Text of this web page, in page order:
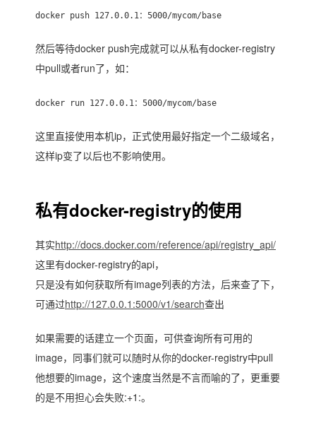
docker push 127.0.0.1：5000/mycom/base
然后等待docker push完成就可以从私有docker-registry
中pull或者run了，如：
docker run 127.0.0.1：5000/mycom/base
这里直接使用本机ip，正式使用最好指定一个二级域名，
这样ip变了以后也不影响使用。
私有docker-registry的使用
其实http://docs.docker.com/reference/api/registry_api/
这里有docker-registry的api，
只是没有如何获取所有image列表的方法，后来查了下，
可通过http://127.0.0.1:5000/v1/search查出
如果需要的话建立一个页面，可供查询所有可用的
image，同事们就可以随时从你的docker-registry中pull
他想要的image，这个速度当然是不言而喻的了，更重要
的是不用担心会失败:+1:。